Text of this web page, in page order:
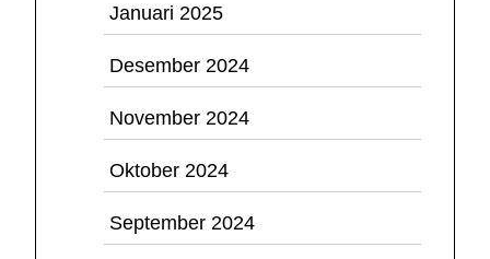
Januari 2025
Desember 2024
November 2024
Oktober 2024
September 2024